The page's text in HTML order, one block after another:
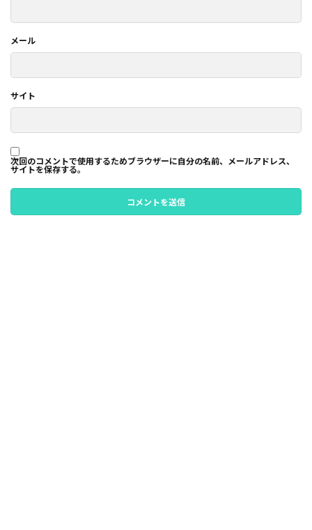
メール
サイト
次回のコメントで使用するためブラウザーに自分の名前、メールアドレス、
サイトを保存する。